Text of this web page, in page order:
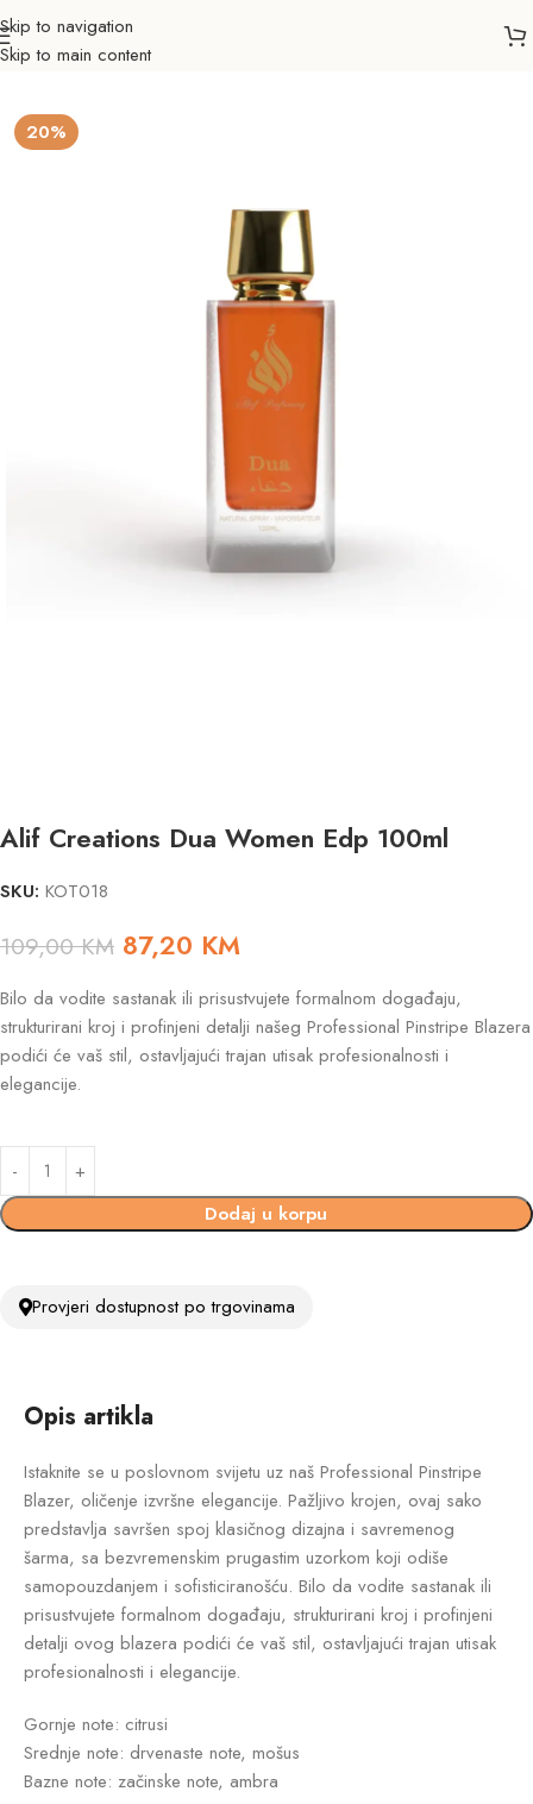
Skip to navigation
Skip to main content
Početna Ljepota & zdravlje
20%
Alif Creations Dua Women Edp 100ml
SKU: KOT018
109,00KM 87,20 KM
Bilo da vodite sastanak ili prisustvujete formalnom događaju,
strukturirani kroj i profinjeni detalji našeg Professional Pinstripe Blazera
podići će vaš stil, ostavljajući trajan utisak profesionalnosti i
elegancije.
Dodaj u korpu
Provjeri dostupnost po trgovinama
Opis artikla
Istaknite se u poslovnom svijetu uz naš Professional Pinstripe
Blazer, oličenje izvršne elegancije. Pažljivo krojen, ovaj sako
predstavlja savršen spoj klasičnog dizajna i savremenog
šarma, sa bezvremenskim prugastim uzorkom koji odiše
samopouzdanjem i sofisticiranošću. Bilo da vodite sastanak ili
prisustvujete formalnom događaju, strukturirani kroj i profinjeni
detalji ovog blazera podići će vaš stil, ostavljajući trajan utisak
profesionalnosti i elegancije.
Gornje note: citrusi
Srednje note: drvenaste note, mošus
Bazne note: začinske note, ambra